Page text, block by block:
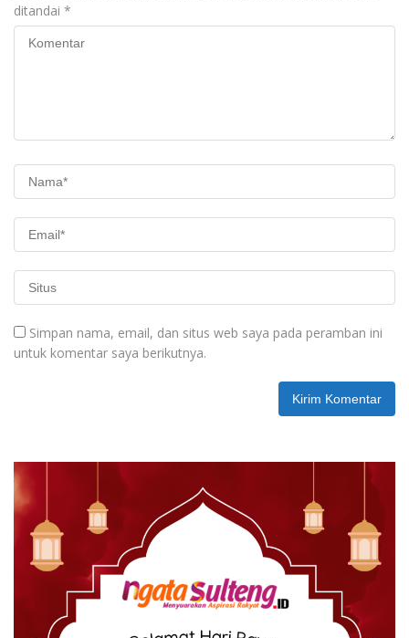
ditandai *
Simpan nama, email, dan situs web saya pada peramban ini
untuk komentar saya berikutnya.